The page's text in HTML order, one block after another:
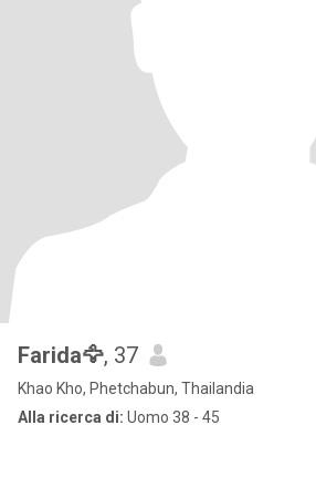
Farida🦅, 37
Khao Kho, Phetchabun, Thailandia
Alla ricerca di: Uomo 38 - 45